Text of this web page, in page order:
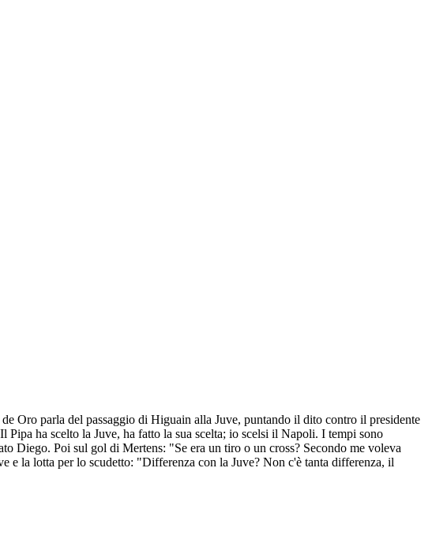
Oro parla del passaggio di Higuain alla Juve, puntando il dito contro il presidente
ha scelto la Juve, ha fatto la sua scelta; io scelsi il Napoli. I tempi sono
Diego. Poi sul gol di Mertens: "Se era un tiro o un cross? Secondo me voleva
e la lotta per lo scudetto: "Differenza con la Juve? Non c'è tanta differenza, il